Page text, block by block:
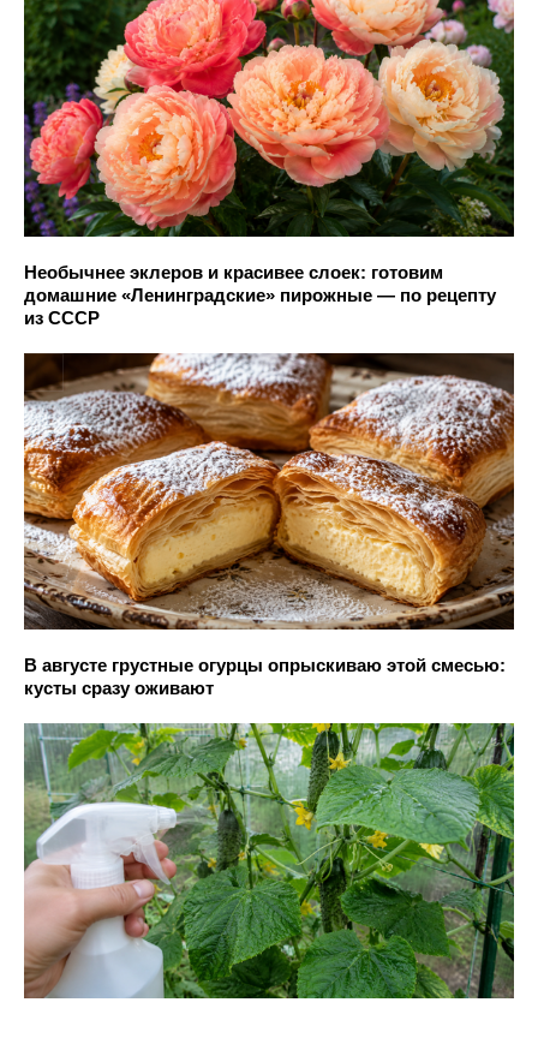
Необычнее эклеров и красивее слоек: готовим
домашние «Ленинградские» пирожные — по рецепту
из СССР
В августе грустные огурцы опрыскиваю этой смесью:
кусты сразу оживают